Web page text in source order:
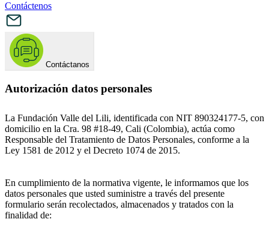
Contáctenos
Contáctanos
Autorización datos personales
La Fundación Valle del Lili, identificada con NIT 890324177-5, con
domicilio en la Cra. 98 #18-49, Cali (Colombia), actúa como
Responsable del Tratamiento de Datos Personales, conforme a la
Ley 1581 de 2012 y el Decreto 1074 de 2015.
En cumplimiento de la normativa vigente, le informamos que los
datos personales que usted suministre a través del presente
formulario serán recolectados, almacenados y tratados con la
finalidad de: